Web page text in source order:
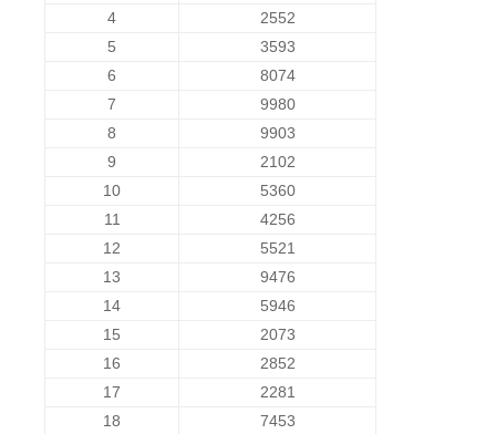
4
2552
5
3593
6
8074
7
9980
8
9903
9
2102
10
5360
11
4256
12
5521
13
9476
14
5946
15
2073
16
2852
17
2281
18
7453